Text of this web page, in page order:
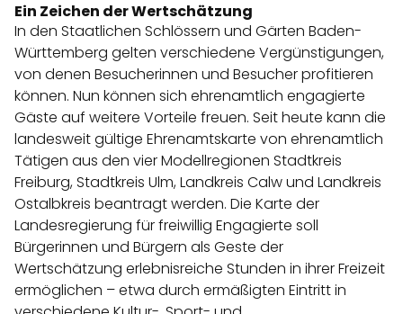
Ein Zeichen der Wertschätzung
In den Staatlichen Schlössern und Gärten Baden-
Württemberg gelten verschiedene Vergünstigungen,
von denen Besucherinnen und Besucher profitieren
können. Nun können sich ehrenamtlich engagierte
Gäste auf weitere Vorteile freuen. Seit heute kann die
landesweit gültige Ehrenamtskarte von ehrenamtlich
Tätigen aus den vier Modellregionen Stadtkreis
Freiburg, Stadtkreis Ulm, Landkreis Calw und Landkreis
Ostalbkreis beantragt werden. Die Karte der
Landesregierung für freiwillig Engagierte soll
Bürgerinnen und Bürgern als Geste der
Wertschätzung erlebnisreiche Stunden in ihrer Freizeit
ermöglichen – etwa durch ermäßigten Eintritt in